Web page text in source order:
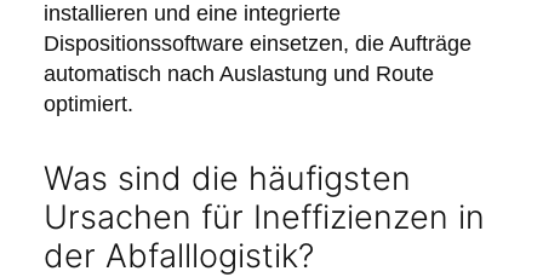
installieren und eine integrierte
Dispositionssoftware einsetzen, die Aufträge
automatisch nach Auslastung und Route
optimiert.
Was sind die häufigsten
Ursachen für Ineffizienzen in
der Abfalllogistik?